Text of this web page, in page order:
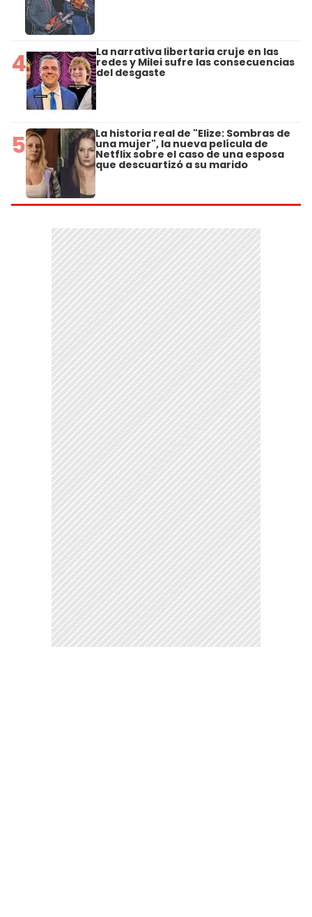
4 La narrativa libertaria cruje en las
redes y Milei sufre las consecuencias
del desgaste
5 La historia real de "Elize: Sombras de
una mujer", la nueva película de
Netflix sobre el caso de una esposa
que descuartizó a su marido